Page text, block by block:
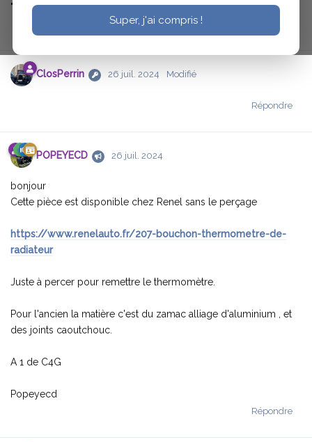
Super, j'ai compris !
"bouchon HHA.pdf"
ClosPerrin 26 juil. 2024 Modifié
Répondre
POPEYECD 26 juil. 2024
bonjour
Cette pièce est disponible chez Renel sans le perçage
https://www.renelauto.fr/207-bouchon-thermometre-de-
radiateur
Juste à percer pour remettre le thermomètre.
Pour l'ancien la matière c'est du zamac alliage d'aluminium , et
des joints caoutchouc.
A 1 de C4G
Popeyecd
Répondre